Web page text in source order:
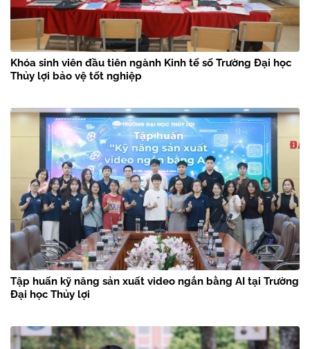
Khóa sinh viên đầu tiên ngành Kinh tế số Trường Đại học
Thủy lợi bảo vệ tốt nghiệp
Tập huấn kỹ năng sản xuất video ngắn bằng AI tại Trường
Đại học Thủy lợi